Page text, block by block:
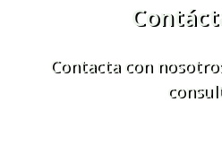
Contacta con